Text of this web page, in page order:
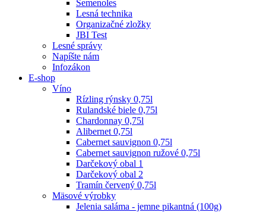
Semenoles
Lesná technika
Organizačné zložky
JBI Test
Lesné správy
Napíšte nám
Infozákon
E-shop
Víno
Rízling rýnsky 0,75l
Rulandské biele 0,75l
Chardonnay 0,75l
Alibernet 0,75l
Cabernet sauvignon 0,75l
Cabernet sauvignon ružové 0,75l
Darčekový obal 1
Darčekový obal 2
Tramín červený 0,75l
Mäsové výrobky
Jelenia saláma - jemne pikantná (100g)